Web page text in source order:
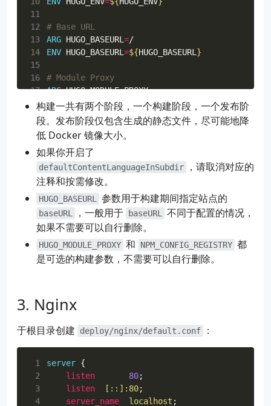
11
12
# Base URL
13
ARG HUGO_BASEURL =/
14
ENV HUGO_BASEURL =${HUGO_BASEURL }
15
16
# Module Proxy
17
ARG HUGO_MODULE_PROXY=
18
ENV HUGO_MODULE_PROXY=${HUGO_MODULE_PROXY}
19
20
# NPM mirrors, such as https://
21
ARG NPM_CONFIG_REGISTRY
22
ENV NPM_CONFIG_REGISTRY
23
24
# Install dependencies
npm install
26
RUN npm install -g @fullhuman/postcss-
27
28
# Build site
29
RUN hugo --minify --gc --enableGitInfo
30
34
###############
36
###############
--from
deploy/nginx/default.conf /etc/nginx/
构建一共有两个阶段，一个构建阶段，一个发布阶
段。发布阶段仅包含生成的静态文件，尽可能地降
低 Docker 镜像大小。
如果你开启了
defaultContentLanguageInSubdir
，请取消对应的
注释和按需修改。
HUGO_BASEURL 参数用于构建期间指定站点的
baseURL ，一般用于 baseURL
不同于配置的情况，
如果不需要可以自行删除。
HUGO_MODULE_PROXY 和 NPM_CONFIG_REGISTRY 都
是可选的构建参数，不需要可以自行删除。
Nginx
于根目录创建 deploy/nginx/default.conf ：
1 server {
2
listen 80;
3
listen [::]:80;
4
server_name localhost ;